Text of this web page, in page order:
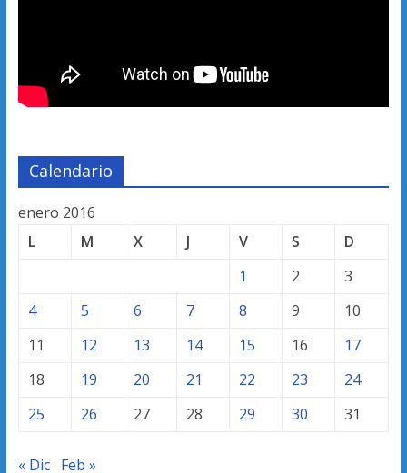
Calendario
enero 2016
L
M X J V S
D
1
2
3
4
5 6 7 8 9
10
11
12 13 14 15 16
17
18
19 20 21 22 23
24
25
26 27 28 29 30 31
« Dic Feb »